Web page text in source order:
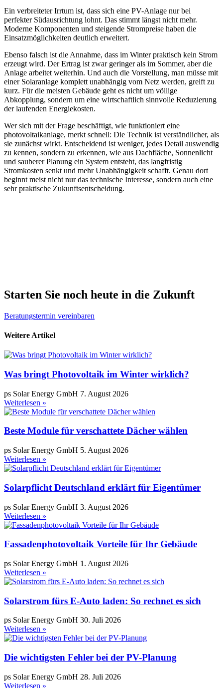
Ein verbreiteter Irrtum ist, dass sich eine PV-Anlage nur bei
perfekter Südausrichtung lohnt. Das stimmt längst nicht mehr.
Moderne Komponenten und steigende Strompreise haben die
Einsatzmöglichkeiten deutlich erweitert.
Ebenso falsch ist die Annahme, dass im Winter praktisch kein Strom
erzeugt wird. Der Ertrag ist zwar geringer als im Sommer, aber die
Anlage arbeitet weiterhin. Und auch die Vorstellung, man müsse mit
einer Solaranlage komplett unabhängig vom Netz werden, greift zu
kurz. Für die meisten Gebäude geht es nicht um völlige
Abkopplung, sondern um eine wirtschaftlich sinnvolle Reduzierung
der laufenden Energiekosten.
Wer sich mit der Frage beschäftigt, wie funktioniert eine
photovoltaikanlage, merkt schnell: Die Technik ist verständlicher, als
sie zunächst wirkt. Entscheidend ist weniger, jedes Detail auswendig
zu kennen, sondern zu erkennen, wie aus Dachfläche, Sonnenlicht
und sauberer Planung ein System entsteht, das langfristig
Stromkosten senkt und mehr Unabhängigkeit schafft. Genau dort
beginnt meist nicht nur das technische Interesse, sondern auch eine
sehr praktische Zukunftsentscheidung.
Starten Sie noch heute in die Zukunft
Beratungstermin vereinbaren
Weitere Artikel
Was bringt Photovoltaik im Winter wirklich?
ps Solar Energy GmbH 7. August 2026
Weiterlesen »
Beste Module für verschattete Dächer wählen
ps Solar Energy GmbH 5. August 2026
Weiterlesen »
Solarpflicht Deutschland erklärt für Eigentümer
ps Solar Energy GmbH 3. August 2026
Weiterlesen »
Fassadenphotovoltaik Vorteile für Ihr Gebäude
ps Solar Energy GmbH 1. August 2026
Weiterlesen »
Solarstrom fürs E-Auto laden: So rechnet es sich
ps Solar Energy GmbH 30. Juli 2026
Weiterlesen »
Die wichtigsten Fehler bei der PV-Planung
ps Solar Energy GmbH 28. Juli 2026
Weiterlesen »